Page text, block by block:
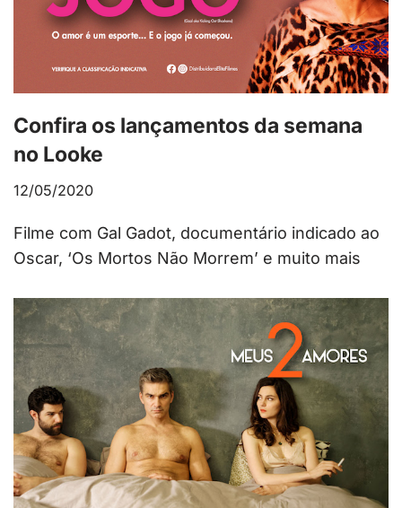
Confira os lançamentos da semana
no Looke
12/05/2020
Filme com Gal Gadot, documentário indicado ao
Oscar, ‘Os Mortos Não Morrem’ e muito mais